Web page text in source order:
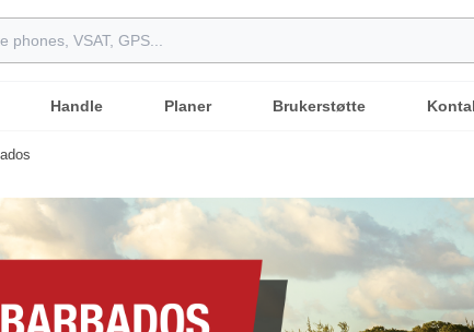
Handle Planer Brukerstøtte